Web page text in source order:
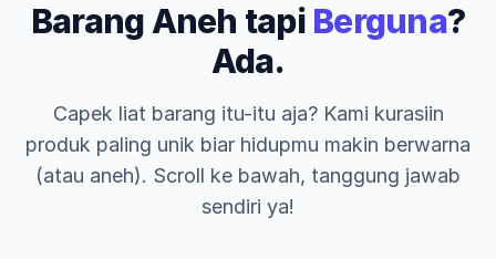
Barang Aneh tapi Berguna?
Ada.
Capek liat barang itu-itu aja? Kami kurasiin
produk paling unik biar hidupmu makin berwarna
(atau aneh). Scroll ke bawah, tanggung jawab
sendiri ya!